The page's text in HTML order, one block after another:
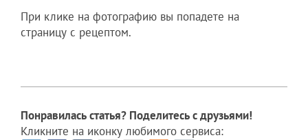
При клике на фотографию вы попадете на
страницу с рецептом.
Понравилась статья? Поделитесь с друзьями!
Кликните на иконку любимого сервиса: